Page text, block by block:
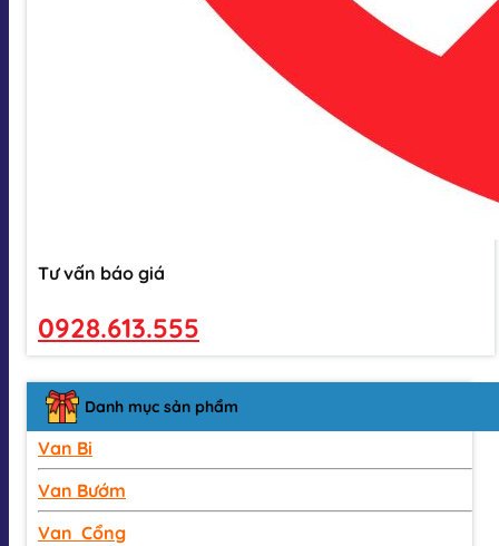
Tư vấn báo giá
0928.613.555
Danh mục sản phẩm
Van Bi
Van Bướm
Van Cổng